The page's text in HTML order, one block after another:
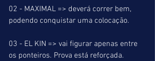
02 - MAXIMAL => deverá correr bem,
podendo conquistar uma colocação.
03 - EL KIN => vai figurar apenas entre
os ponteiros. Prova está reforçada.